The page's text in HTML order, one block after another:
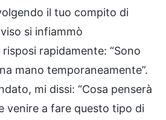
il tuo compito di
si infiammò
rapidamente: “Sono
mano temporaneamente”.
mi dissi: “Cosa penserà
venire a fare questo tipo di